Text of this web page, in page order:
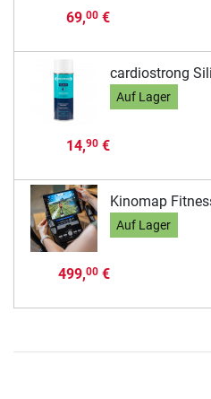
69,00€
cardiostrong
Auf Lager
14,90€
Kinomap
Auf Lager
499,00€